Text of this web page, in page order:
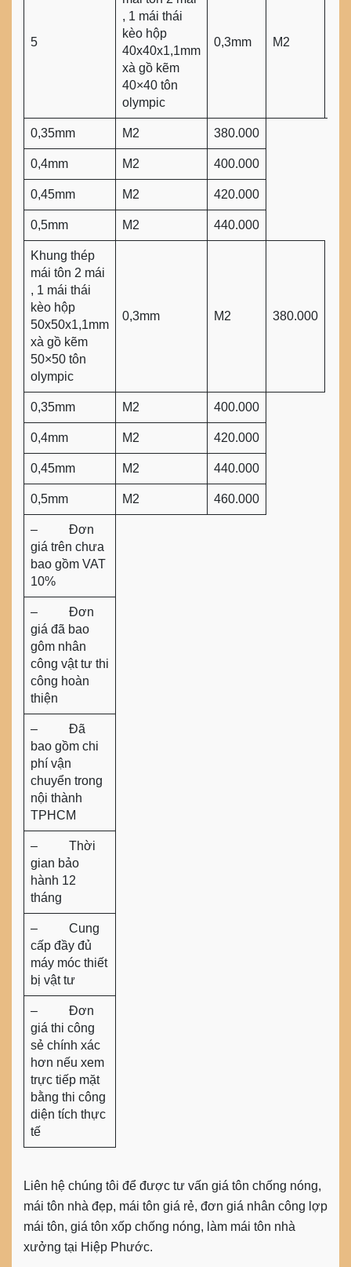
5
, 1 mái thái
kèo hộp
40x40x1,1mm
xà gồ kẽm
40×40 tôn
olympic
0,3mm M2
0,35mm M2 380.000
0,4mm M2 400.000
0,45mm M2 420.000
0,5mm M2 440.000
Khung thép
mái tôn 2 mái
, 1 mái thái
kèo hộp
50x50x1,1mm
xà gồ kẽm
50×50 tôn
olympic
0,3mm M2 380.000
0,35mm M2 400.000
0,4mm M2 420.000
0,45mm M2 440.000
0,5mm M2 460.000
– Đơn
giá trên chưa
bao gồm VAT
10%
– Đơn
giá đã bao
gôm nhân
công vật tư thi
công hoàn
thiện
– Đã
bao gồm chi
phí vận
chuyển trong
nội thành
TPHCM
– Thời
gian bảo
hành 12
tháng
– Cung
cấp đầy đủ
máy móc thiết
bị vật tư
– Đơn
giá thi công
sẻ chính xác
hơn nếu xem
trực tiếp mặt
bằng thi công
diện tích thực
tế
Liên hệ chúng tôi để được tư vấn giá tôn chống nóng,
mái tôn nhà đẹp, mái tôn giá rẻ, đơn giá nhân công lợp
mái tôn, giá tôn xốp chống nóng, làm mái tôn nhà
xưởng tại Hiệp Phước.